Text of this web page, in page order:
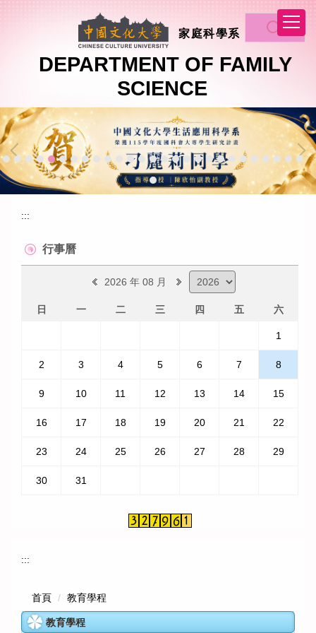
家庭科學系
DEPARTMENT OF FAMILY
SCIENCE
:::
行事曆
2026 年 08 月
日 一 二 三 四 五 六
1
2 3 4 5 6 7 8
9 10 11 12 13 14 15
16 17 18 19 20 21 22
23 24 25 26 27 28 29
30 31
:::
首頁 教育學程
教育學程